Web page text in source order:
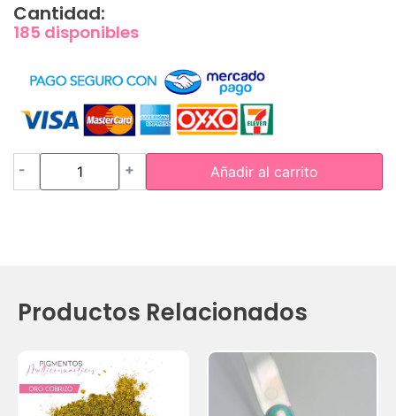
Cantidad:
185 disponibles
- + Añadir al carrito
Productos Relacionados